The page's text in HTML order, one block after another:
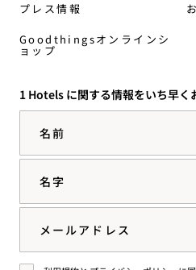
プレス情報
Goodthingsオンラインシ
ョップ
1 Hotels に関する情報をいち早く